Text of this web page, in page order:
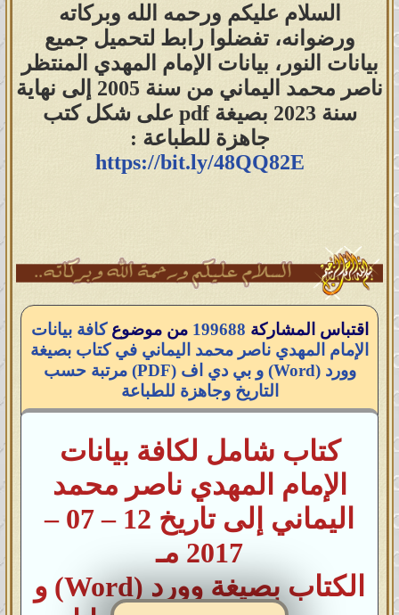
السلام عليكم ورحمه الله وبركاته
ورضوانه، تفضلوا رابط لتحميل جميع
بيانات النور، بيانات الإمام المهدي المنتظر
ناصر محمد اليماني من سنة 2005 إلى نهاية
سنة 2023 بصيغة pdf على شكل كتب
جاهزة للطباعة :
https://bit.ly/48QQ82E
اقتباس المشاركة 199688 من موضوعكافة بيانات
الإمام المهدي ناصر محمد اليماني في كتاب بصيغة
وورد (Word) و بي دي اف (PDF) مرتبة حسب
التاريخ وجاهزة للطباعة
كتاب شامل لكافة بيانات
الإمام المهدي ناصر محمد
اليماني
إلى تاريخ 12 – 07 –
2017 مـ
الكتاب بصيغة وورد (Word) و